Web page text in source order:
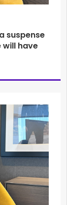
suspense
have